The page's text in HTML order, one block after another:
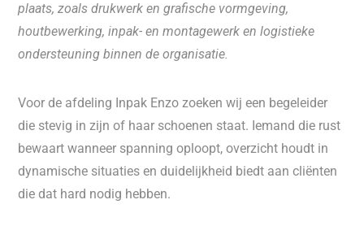
plaats, zoals drukwerk en grafische vormgeving,
houtbewerking, inpak- en montagewerk en logistieke
ondersteuning binnen de organisatie.
Voor de afdeling Inpak Enzo zoeken wij een begeleider
die stevig in zijn of haar schoenen staat. Iemand die rust
bewaart wanneer spanning oploopt, overzicht houdt in
dynamische situaties en duidelijkheid biedt aan cliënten
die dat hard nodig hebben.